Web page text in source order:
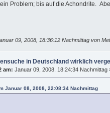
Problem; bis auf die Achondrite.
09, 2008, 18:36:12 Nachmittag von
in Deutschland wirklich
am: Januar 09, 2008, 18:24:34 Nachmittag
Januar 08, 2008, 22:08:34 Nachmittag